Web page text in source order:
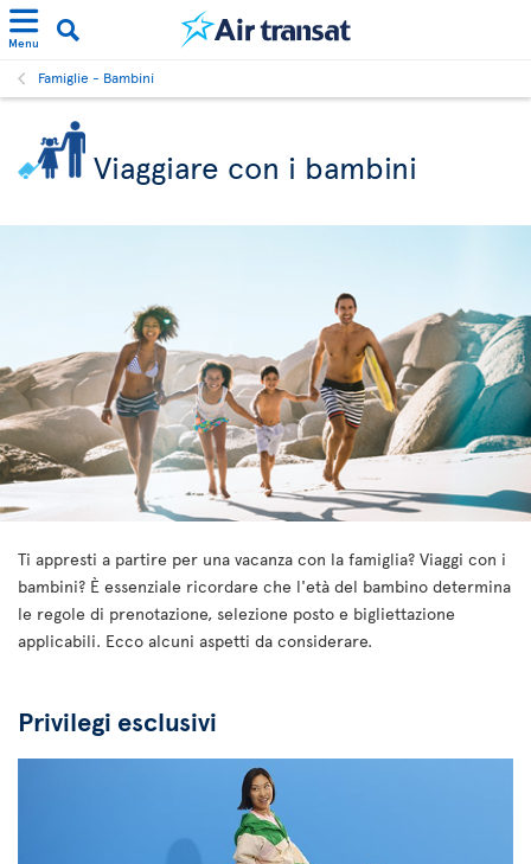
Menu
Famiglie - Bambini
Viaggiare con i bambini
Ti appresti a partire per una vacanza con la famiglia? Viaggi con i
bambini? È essenziale ricordare che l'età del bambino determina
le regole di prenotazione, selezione posto e bigliettazione
applicabili. Ecco alcuni aspetti da considerare.
Privilegi esclusivi